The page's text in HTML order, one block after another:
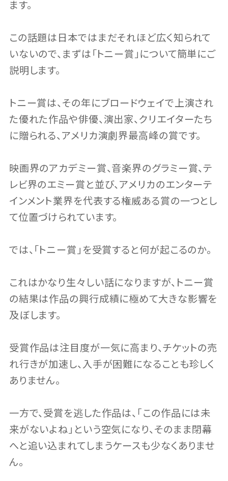
ます。
この話題は日本ではまだそれほど広く知られて
いないので、まずは「トニー賞」について簡単にご
説明します。
トニー賞は、その年にブロードウェイで上演され
た優れた作品や俳優、演出家、クリエイターたち
に贈られる、アメリカ演劇界最高峰の賞です。
映画界のアカデミー賞、音楽界のグラミー賞、テ
レビ界のエミー賞と並び、アメリカのエンターテ
インメント業界を代表する権威ある賞の一つとし
て位置づけられています。
では、「トニー賞｣を受賞すると何が起こるのか。
これはかなり生々しい話になりますが、トニー賞
の結果は作品の興行成績に極めて大きな影響を
及ぼします。
受賞作品は注目度が一気に高まり、チケットの売
れ行きが加速し、入手が困難になることも珍しく
ありません。
一方で、受賞を逃した作品は、｢この作品には未
来がないよね｣という空気になり、そのまま閉幕
へと追い込まれてしまうケースも少なくありませ
ん。